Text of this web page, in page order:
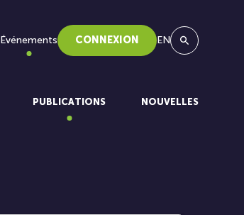
Événements CONNEXION EN
PUBLICATIONS NOUVELLES